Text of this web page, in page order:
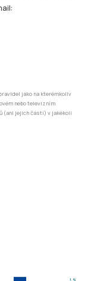
jako na kterémkoliv
nebo televizním
(ani jejich částí) v jakékoli